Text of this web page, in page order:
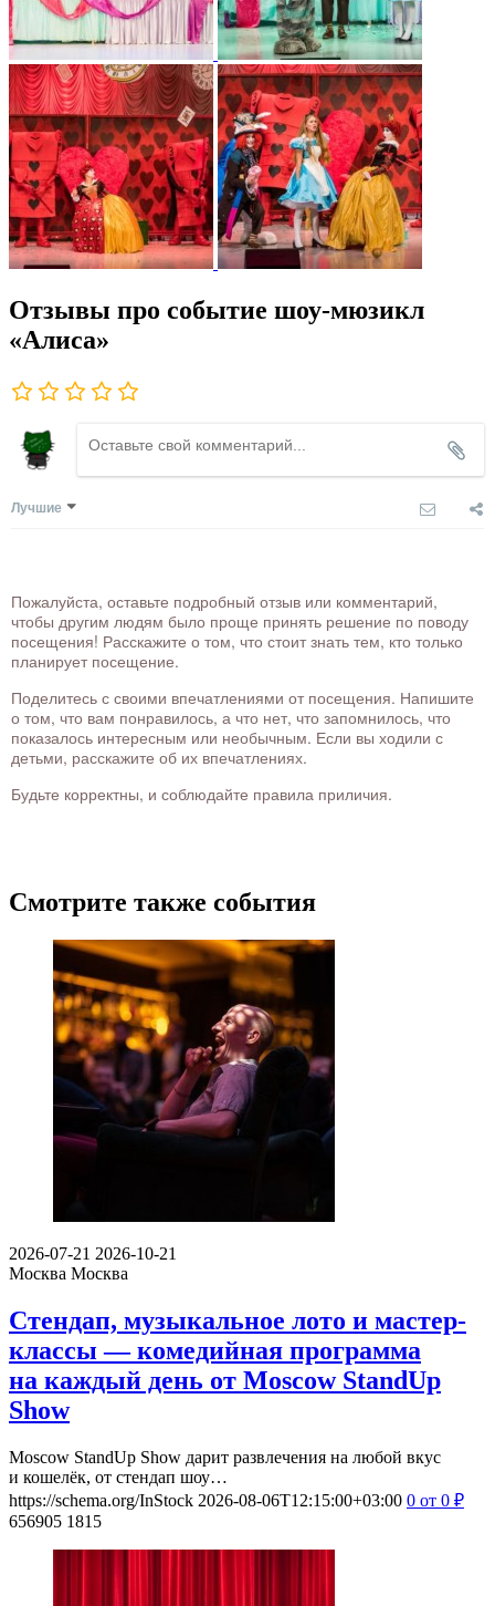
Отзывы про событие шоу-мюзикл
«Алиса»
Лучшие
Пожалуйста, оставьте подробный отзыв или комментарий,
чтобы другим людям было проще принять решение по поводу
посещения! Расскажите о том, что стоит знать тем, кто только
планирует посещение.
Поделитесь с своими впечатлениями от посещения. Напишите
о том, что вам понравилось, а что нет, что запомнилось, что
показалось интересным или необычным. Если вы ходили с
детьми, расскажите об их впечатлениях.
Будьте корректны, и соблюдайте правила приличия.
Смотрите также события
2026-07-21 2026-10-21
Москва Москва
Стендап, музыкальное лото и мастер-
классы — комедийная программа
на каждый день от Moscow StandUp
Show
Moscow StandUp Show дарит развлечения на любой вкус
и кошелёк, от стендап шоу…
https://schema.org/InStock 2026-08-06T12:15:00+03:00 0 от 0 ₽
656905 1815